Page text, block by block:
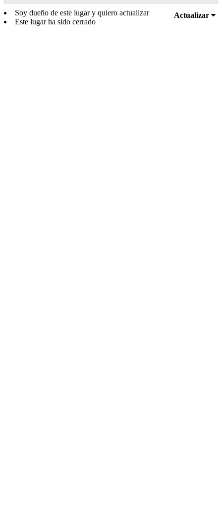
Actualizar
Soy dueño de este lugar y quiero actualizar
Este lugar ha sido cerrado